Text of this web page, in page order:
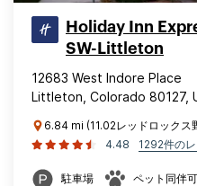
Holiday Inn
SW-Littleton
12683 West Indore Place
Littleton, Colorado 80127,
6.84 mi (11.02レッドロックス
4.48
1292件の
駐車場 ペット同伴可